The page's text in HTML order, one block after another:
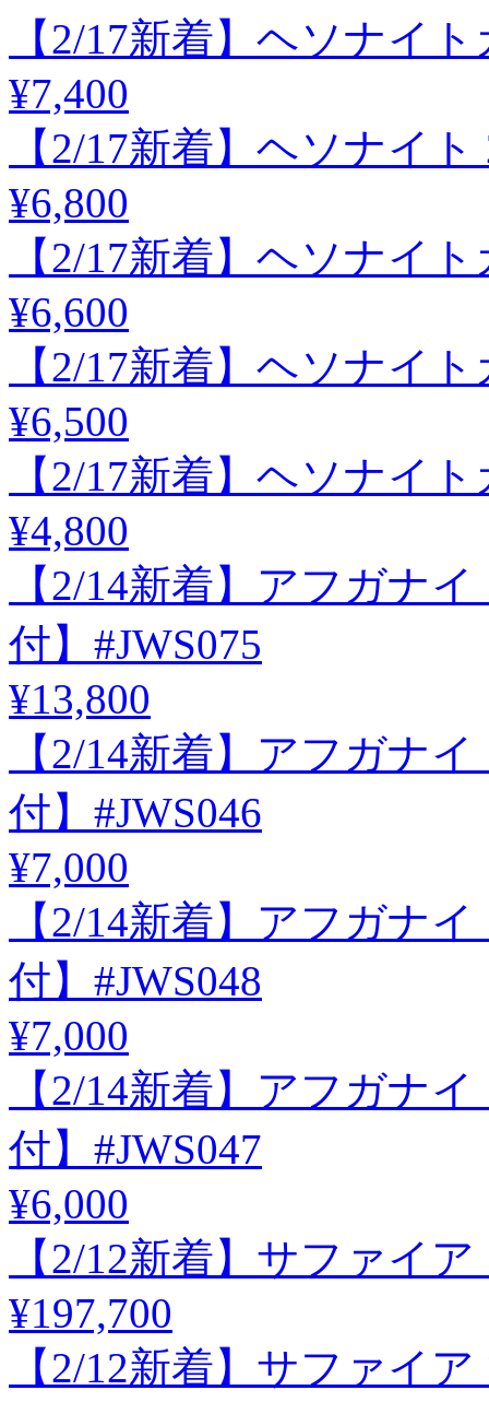
【2/17新着】ヘソナイ
¥7,400
【2/17新着】ヘソナイト
¥6,800
【2/17新着】ヘソナイ
¥6,600
【2/17新着】ヘソナイ
¥6,500
【2/17新着】ヘソナイ
¥4,800
【2/14新着】アフガナ
付】#JWS075
¥13,800
【2/14新着】アフガナ
付】#JWS046
¥7,000
【2/14新着】アフガナ
付】#JWS048
¥7,000
【2/14新着】アフガナ
付】#JWS047
¥6,000
【2/12新着】サファイ
¥197,700
【2/12新着】サファイ